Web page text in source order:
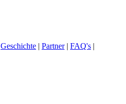
Geschichte | Partner| FAQ's |